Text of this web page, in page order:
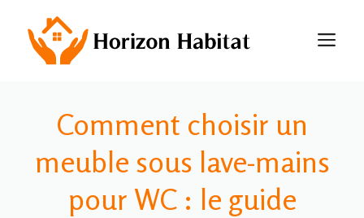
contenu
Comment choisir un
meuble sous lave-mains
pour WC : le guide